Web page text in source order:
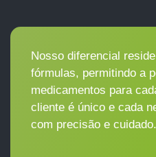
Nosso diferencial
fórmulas, permitindo a
medicamentos para
cliente é único e cada
com precisão e cuidado.